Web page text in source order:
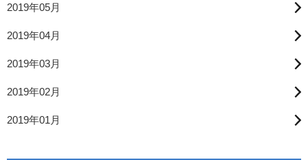
2019年05月
2019年04月
2019年03月
2019年02月
2019年01月